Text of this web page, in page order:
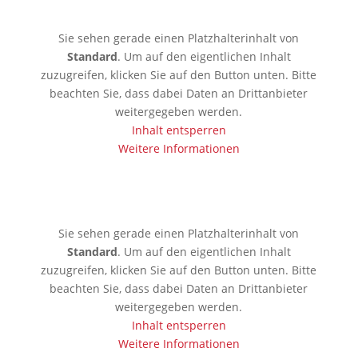
Sie sehen gerade einen Platzhalterinhalt von
Standard. Um auf den eigentlichen Inhalt
zuzugreifen, klicken Sie auf den Button unten. Bitte
beachten Sie, dass dabei Daten an Drittanbieter
weitergegeben werden.
Inhalt entsperren
Weitere Informationen
Sie sehen gerade einen Platzhalterinhalt von
Standard. Um auf den eigentlichen Inhalt
zuzugreifen, klicken Sie auf den Button unten. Bitte
beachten Sie, dass dabei Daten an Drittanbieter
weitergegeben werden.
Inhalt entsperren
Weitere Informationen